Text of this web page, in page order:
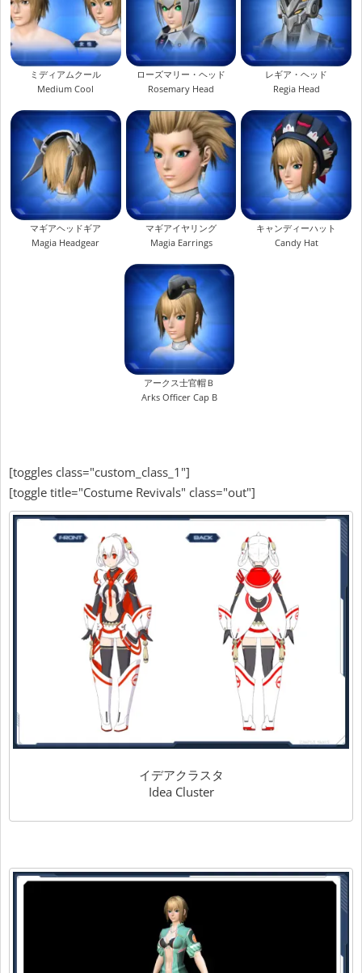
ミディアムクール
Medium Cool
ローズマリー・ヘッド
Rosemary Head
レギア・ヘッド
Regia Head
マギアヘッドギア
Magia Headgear
マギアイヤリング
Magia Earrings
キャンディーハット
Candy Hat
アークス士官帽Ｂ
Arks Officer Cap B
[toggles class="custom_class_1"]
[toggle title="Costume Revivals" class="out"]
イデアクラスタ
Idea Cluster